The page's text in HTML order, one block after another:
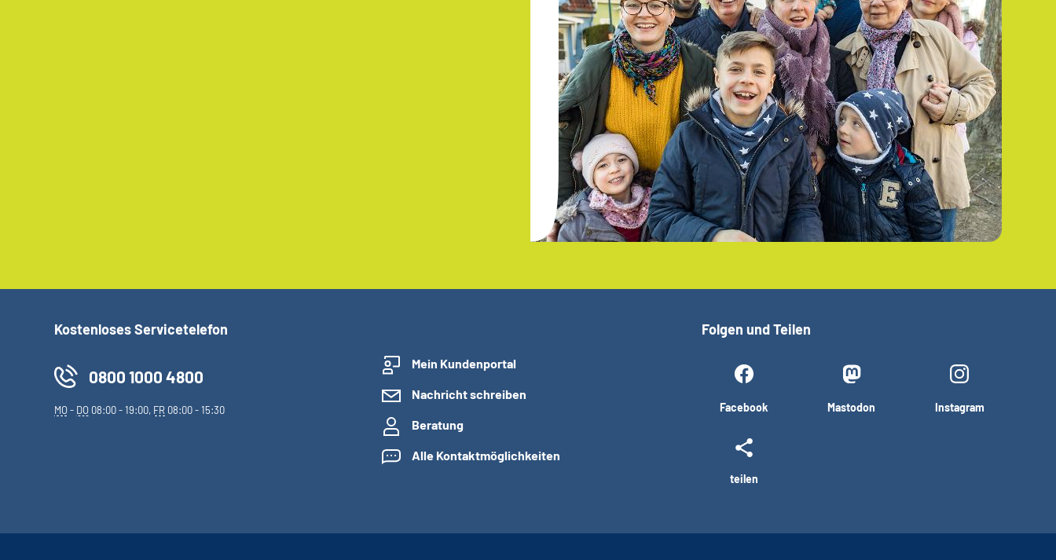
Kostenloses Servicetelefon
0800 1000 4800
MO- DO 08:00 - 19:00, FR 08:00 - 15:30
Mein Kundenportal
Nachricht schreiben
Beratung
Alle Kontaktmöglichkeiten
Folgen und Teilen
Facebook Mastodon Instagram
teilen